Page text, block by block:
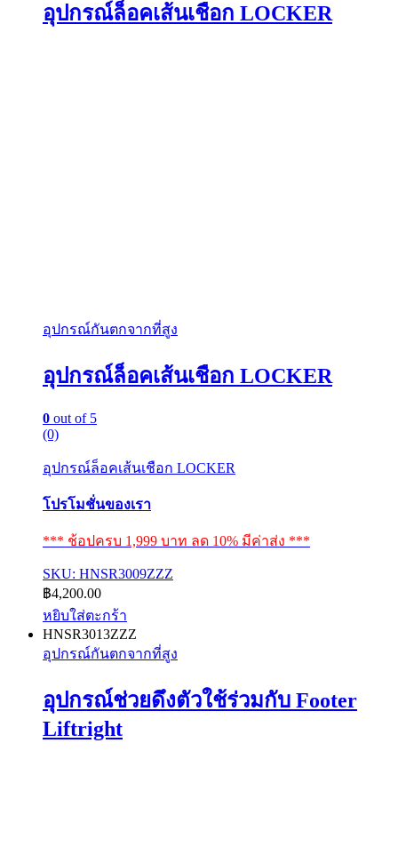
อุปกรณ์ล็อคเส้นเชือก LOCKER
อุปกรณ์กันตกจากที่สูง
อุปกรณ์ล็อคเส้นเชือก LOCKER
0 out of 5
(0)
อุปกรณ์ล็อคเส้นเชือก LOCKER
โปรโมชั่นของเรา
*** ช้อปครบ 1,999 บาท ลด 10% มีค่าส่ง ***
SKU: HNSR3009ZZZ
฿4,200.00
หยิบใส่ตะกร้า
HNSR3013ZZZ
อุปกรณ์กันตกจากที่สูง
อุปกรณ์ช่วยดึงตัวใช้ร่วมกับ Footer
Liftright